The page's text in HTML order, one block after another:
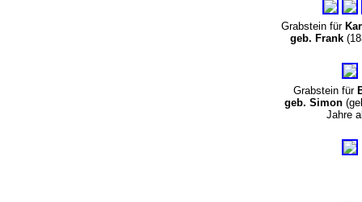
Grabstein für
geb. Frank
Grabstein für
geb. Simon
Jahre